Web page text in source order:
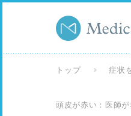
トップ 症状
頭皮が赤い：医師